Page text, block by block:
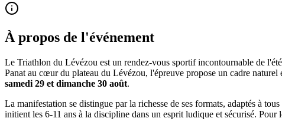
À propos de l'événement
Le Triathlon du Lévézou est un rendez-vous sportif incontournable de
Panat au cœur du plateau du Lévézou, l'épreuve propose un cadre naturel
samedi 29 et dimanche 30 août.
La manifestation se distingue par la richesse de ses formats, adaptés à
initient les 6-11 ans à la discipline dans un esprit ludique et sécurisé. Pour